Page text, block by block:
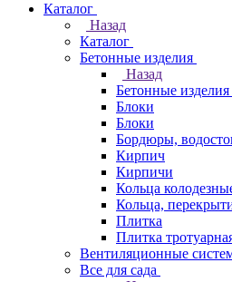
Каталог
Назад
Каталог
Бетонные изделия
Назад
Бетонные изделия
Блоки
Блоки
Бордюры,
Кирпич
Кирпичи
Кольца
Кольца,
Плитка
Плитка
Вентиляционные
Все для сада